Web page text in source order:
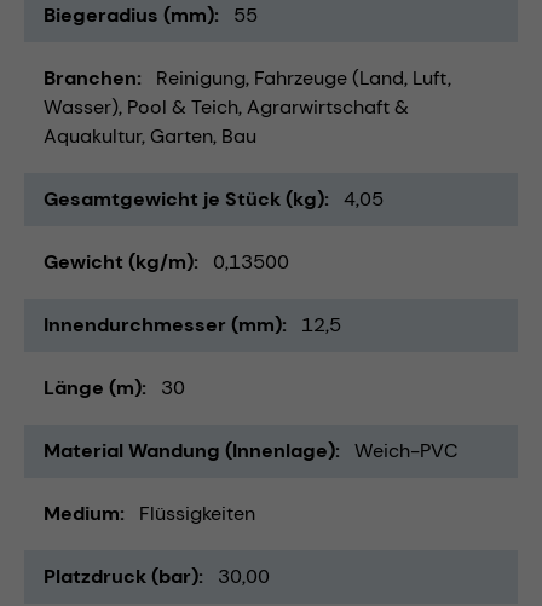
Biegeradius (mm) 55
Branchen Reinigung Fahrzeuge (Land, Luft,
Wasser) Pool & Teich Agrarwirtschaft &
Aquakultur Garten Bau
Gesamtgewicht je Stück (kg) 4,05
Gewicht (kg/m) 0,13500
Innendurchmesser (mm) 12,5
Länge (m) 30
Material Wandung (Innenlage) Weich-PVC
Medium Flüssigkeiten
Platzdruck (bar) 30,00